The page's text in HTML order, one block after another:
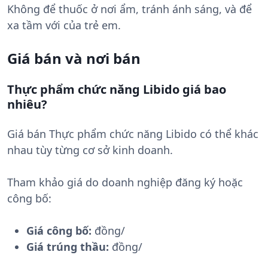
Không để thuốc ở nơi ẩm, tránh ánh sáng, và để
xa tầm với của trẻ em.
Giá bán và nơi bán
Thực phẩm chức năng Libido giá bao
nhiêu?
Giá bán Thực phẩm chức năng Libido có thể khác
nhau tùy từng cơ sở kinh doanh.
Tham khảo giá do doanh nghiệp đăng ký hoặc
công bố:
Giá công bố: đồng/
Giá trúng thầu: đồng/